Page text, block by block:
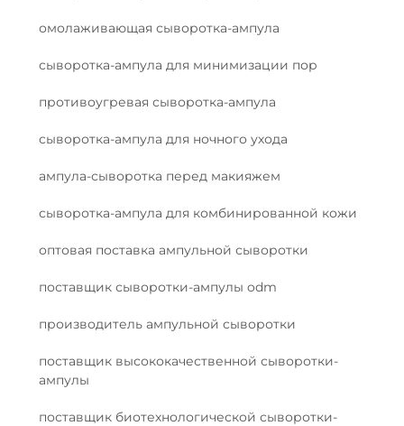
омолаживающая сыворотка-ампула
сыворотка-ампула для минимизации пор
противоугревая сыворотка-ампула
сыворотка-ампула для ночного ухода
ампула-сыворотка перед макияжем
сыворотка-ампула для комбинированной кожи
оптовая поставка ампульной сыворотки
поставщик сыворотки-ампулы odm
производитель ампульной сыворотки
поставщик высококачественной сыворотки-
ампулы
поставщик биотехнологической сыворотки-